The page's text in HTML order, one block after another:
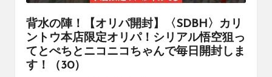
背水の陣！【オリパ開封】〈SDBH〉カリ
ントウ本店限定オリパ！シリアル悟空狙っ
てとぺちとニコニコちゃんで毎日開封しま
す！（30）